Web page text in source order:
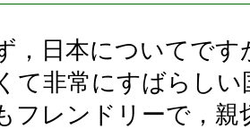
，日本についてです
て非常にすばらし
フレンドリーで，